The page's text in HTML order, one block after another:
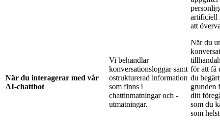
När du interagerar med vår
AI-chattbot
Vi behandlar
konversationsloggar samt
ostrukturerad information
som finns i
chattinmatningar och -
utmatningar.
artificiell
att
När du
för att få
du
grunden
ditt
som du
som